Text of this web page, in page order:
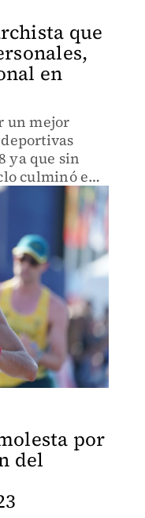
que
en
un mejor
ya que sin
culminó en
por
del